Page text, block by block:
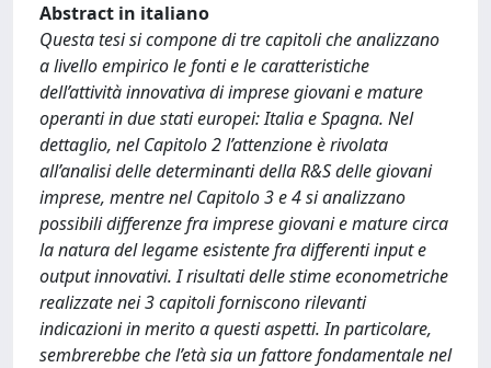
Abstract in italiano
Questa tesi si compone di tre capitoli che analizzano
a livello empirico le fonti e le caratteristiche
dell’attività innovativa di imprese giovani e mature
operanti in due stati europei: Italia e Spagna. Nel
dettaglio, nel Capitolo 2 l’attenzione è rivolata
all’analisi delle determinanti della R&S delle giovani
imprese, mentre nel Capitolo 3 e 4 si analizzano
possibili differenze fra imprese giovani e mature circa
la natura del legame esistente fra differenti input e
output innovativi. I risultati delle stime econometriche
realizzate nei 3 capitoli forniscono rilevanti
indicazioni in merito a questi aspetti. In particolare,
sembrerebbe che l’età sia un fattore fondamentale nel